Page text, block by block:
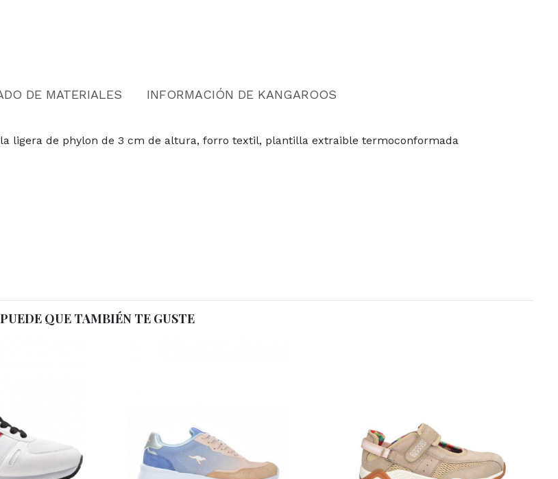
DE MATERIALES INFORMACIÓN DE KANGAROOS
ligera de phylon de 3 cm de altura, forro textil, plantilla extraible termoconformada
PUEDE QUE TAMBIÉN TE GUSTE